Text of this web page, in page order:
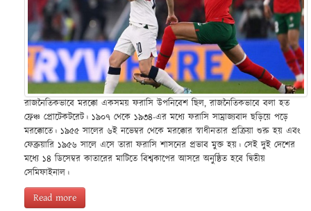
রাজনৈতিকভাবে মরক্কো একসময় ফরাসি উপনিবেশ ছিল, রাজনৈতিকভাবে বলা হত
ফ্রেঞ্চ প্রোটেকটরেট। ১৯০৭ থেকে ১৯৩৪-এর মধ্যে ফরাসি সাম্রাজ্যবাদ ছড়িয়ে পড়ে
মরক্কোতে। ১৯৫৫ সালের ৬ই নভেম্বর থেকে মরক্কোর স্বাধীনতার প্রক্রিয়া শুরু হয় এবং
ফেব্রুয়ারি ১৯৫৬ সালে এসে তারা ফরাসি শাসনের প্রভাব মুক্ত হয়। সেই দুই দেশের
মধ্যে ১৪ ডিসেম্বর কাতারের মাটিতে বিশ্বকাপের আসরে অনুষ্ঠিত হবে দ্বিতীয়
সেমিফাইনাল।
Read more